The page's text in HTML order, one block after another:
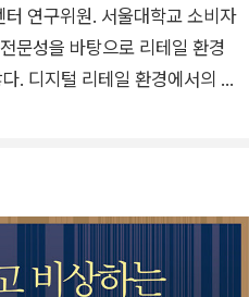
Korean Publishers Associat
Page. She is a co-author
Trend series, K-Beauty
advisor for the Ministry of L
public institutions, and lib
Service with Conditional
in analyzing big data t
data, and in deriving fu
연구위원. 서울대학교 소비자
문성을 바탕으로 리테일 환경
. 디지털 리테일 환경에서의 자
품 개발 업무를 수행하고 있
Her primary research ex